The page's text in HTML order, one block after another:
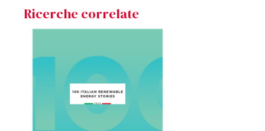
Ricerche correlate